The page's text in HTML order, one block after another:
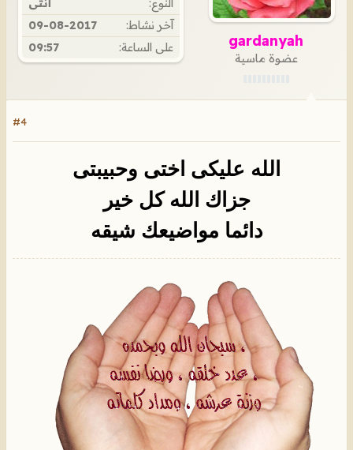
gardanyah
عضوة ماسية
النوع:
أنثى
آخر نشاط:
09-08-2017
على الساعة:
09:57
#4
الله عليكى اختى وحبيبتى
جزاك الله كل خير
دائما مواضيعك شيقه